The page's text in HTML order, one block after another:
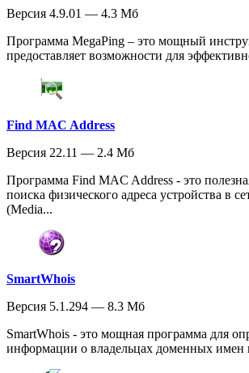
Версия 4.9.01 — 4.3 Мб
Программа MegaPing – это мощный
предоставляет возможности для
Find MAC Address
Версия 22.11 — 2.4 Мб
Программа Find MAC Address - это
поиска физического адреса устройства в
(Media...
SmartWhois
Версия 5.1.294 — 8.3 Мб
SmartWhois - это мощная программа для
информации о владельцах доменных имен